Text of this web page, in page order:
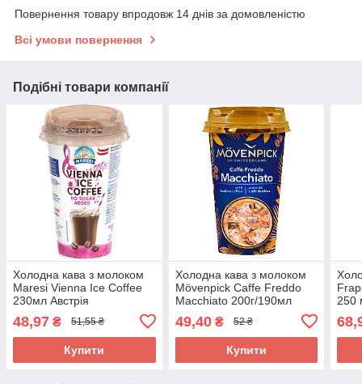
Повернення товару впродовж 14 днів за домовленістю
Всі умови повернення
Подібні товари компанії
Холодна кава з молоком
Maresi Vienna Ice Coffee
230мл Австрія
48,97 ₴ 51,55 ₴
Купити
Холодна кава з молоком
Mövenpick Caffe Freddo
Macchiato 200г/190мл
49,40₴ 52 ₴
Купити
250